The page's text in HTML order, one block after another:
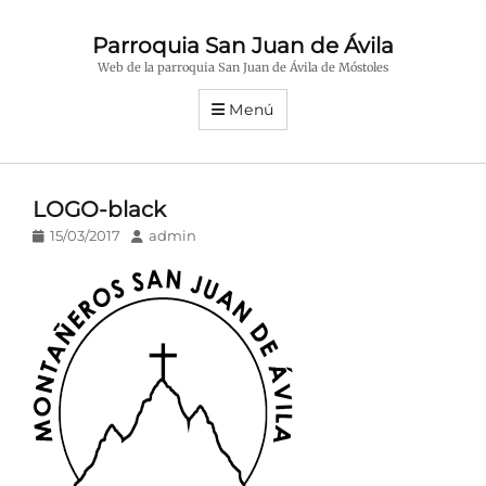
Parroquia San Juan de Ávila
Web de la parroquia San Juan de Ávila de Móstoles
Menú
LOGO-black
Publicado
15/03/2017 Autor
admin